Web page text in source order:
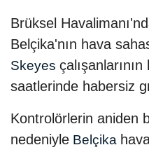
Brüksel
Belçika'nın hava
Skeyes
saatlerinde habersiz
Kontrolörlerin aniden
nedeniyle Belçika